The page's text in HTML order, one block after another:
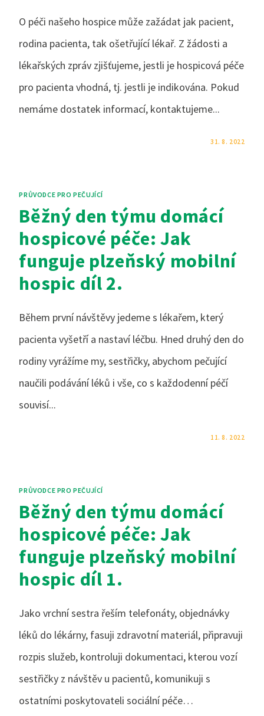
O péči našeho hospice může zažádat jak pacient,
rodina pacienta, tak ošetřující lékař. Z žádosti a
lékařských zpráv zjišťujeme, jestli je hospicová péče
pro pacienta vhodná, tj. jestli je indikována. Pokud
nemáme dostatek informací, kontaktujeme...
31. 8. 2022
PRŮVODCE PRO PEČUJÍCÍ
Běžný den týmu domácí
hospicové péče: Jak
funguje plzeňský mobilní
hospic díl 2.
Během první návštěvy jedeme s lékařem, který
pacienta vyšetří a nastaví léčbu. Hned druhý den do
rodiny vyrážíme my, sestřičky, abychom pečující
naučili podávání léků i vše, co s každodenní péčí
souvisí...
11. 8. 2022
PRŮVODCE PRO PEČUJÍCÍ
Běžný den týmu domácí
hospicové péče: Jak
funguje plzeňský mobilní
hospic díl 1.
Jako vrchní sestra řeším telefonáty, objednávky
léků do lékárny, fasuji zdravotní materiál, připravuji
rozpis služeb, kontroluji dokumentaci, kterou vozí
sestřičky z návštěv u pacientů, komunikuji s
ostatními poskytovateli sociální péče…